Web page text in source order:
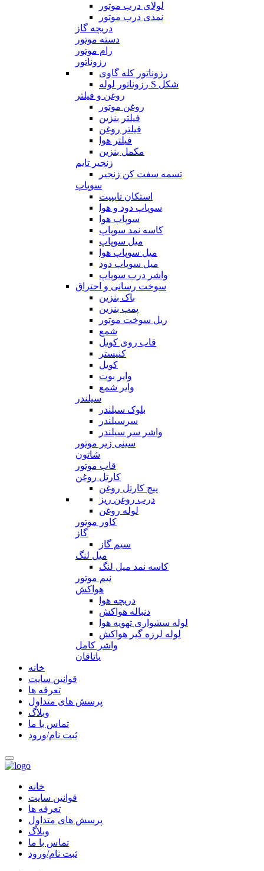
لولای درب موتور
نمدی درب موتور
دریچه گاز
دسته موتور
رام موتور
رزوناتور
رزوناتور کله گاوی
رزوناتور لوله S شکل
روغن و فیلتر
روغن موتور
فیلتر بنزین
فیلتر روغن
فیلتر هوا
مکمل بنزین
زنجیر تایم
تسمه سفت کن زنجیر
سوپاپ
استکان تایپیت
سوپاپ دود و هوا
سوپاپ هوا
کاسه نمد سوپاپ
میل سوپاپ
میل سوپاپ هوا
میل سوپاپ دود
واشر درب سوپاپ
سوخت رسانی و احتراق
باک بنزین
پمپ بنزین
ریل سوخت موتور
شمع
قاب روی کویل
کنیستر
کویل
وایر بوت
وایر شمع
سیلندر
بلوک سیلندر
سرسیلندر
واشر سر سیلندر
سینی زیر موتور
شاتون
قاب موتور
کارتل روغن
پیچ کارتل روغن
درب روغن ریز
لوله روغن
کاور موتور
گاز
سیم گاز
میل لنگ
کاسه نمد میل لنگ
نیم موتور
هواکش
دریچه هوا
دنباله هواکش
لوله سشواری تهویه هوا
لوله لرزه گیر هواکش
واشر کامل
یاتاقان
خانه
قوانین سایت
تعرفه ها
پرسش های متداول
وبلاگ
تماس با ما
ثبت نام/ورود
خانه
قوانین سایت
تعرفه ها
پرسش های متداول
وبلاگ
تماس با ما
ثبت نام/ورود